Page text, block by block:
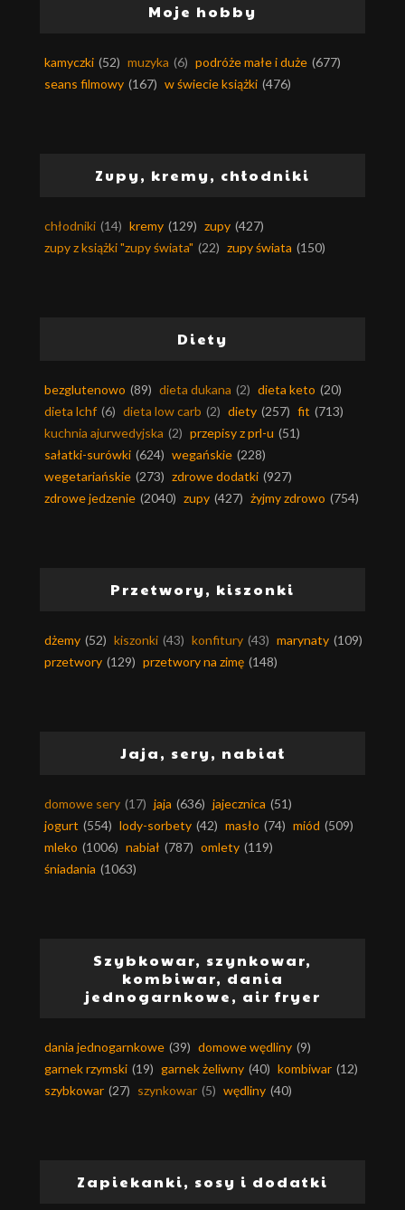
Moje hobby
kamyczki (52) muzyka (6) podróże małe i duże (677)
seans filmowy (167) w świecie książki (476)
Zupy, kremy, chłodniki
chłodniki (14) kremy (129) zupy (427)
zupy z książki "zupy świata" (22) zupy świata (150)
Diety
bezglutenowo (89) dieta dukana (2) dieta keto (20)
dieta lchf (6) dieta low carb (2) diety (257) fit (713)
kuchnia ajurwedyjska (2) przepisy z prl-u (51)
sałatki-surówki (624) wegańskie (228)
wegetariańskie (273) zdrowe dodatki (927)
zdrowe jedzenie (2040) zupy (427) żyjmy zdrowo (754)
Przetwory, kiszonki
dżemy (52) kiszonki (43) konfitury (43) marynaty (109)
przetwory (129) przetwory na zimę (148)
Jaja, sery, nabiał
domowe sery (17) jaja (636) jajecznica (51)
jogurt (554) lody-sorbety (42) masło (74) miód (509)
mleko (1006) nabiał (787) omlety (119)
śniadania (1063)
Szybkowar, szynkowar,
kombiwar, dania
jednogarnkowe, air fryer
dania jednogarnkowe (39) domowe wędliny (9)
garnek rzymski (19) garnek żeliwny (40) kombiwar (12)
szybkowar (27) szynkowar (5) wędliny (40)
Zapiekanki, sosy i dodatki